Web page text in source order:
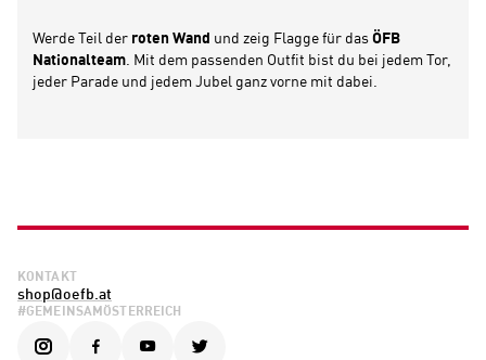
Werde Teil der roten Wand und zeig Flagge für das ÖFB
Nationalteam . Mit dem passenden Outfit bist du bei jedem Tor,
jeder Parade und jedem Jubel ganz vorne mit dabei.
KONTAKT
shop@oefb.at
#GEMEINSAMÖSTERREICH